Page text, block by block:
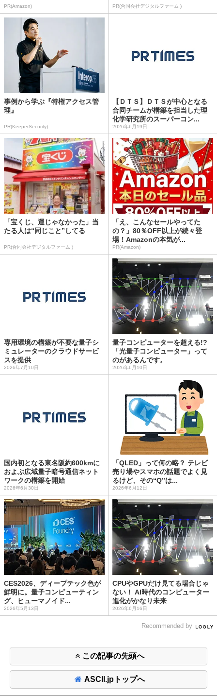
PR(Amazon) PR(合同会社デジタルファーム )
事例から学ぶ『特権アクセス管
理』
PR(KeeperSecurity)
【ＤＴＳ】ＤＴＳが中心となる
合同チームが構築を担当した理
化学研究所のスーパーコン...
2026年6月19日
「宝くじ、運じゃなかった」当
たる人は“同じこと”してる
PR(合同会社デジタルファーム )
「え、こんなセールやってた
の？」80％OFF以上が続々登
場！Amazonの本気が...
PR(Amazon)
専用環境の構築が不要な量子シ
ミュレーターのクラウドサービ
スを提供
2026年7月10日
量子コンピューターを超える!?
「光量子コンピューター」って
のがあるんです。
2026年6月10日
国内初となる東名阪約600kmに
およぶ広域量子暗号通信ネット
ワークの構築を開始
2026年6月30日
「QLED」って何の略？ テレビ
売り場やスマホの話題でよく見
るけど、その“Q”は...
2026年6月12日
CES2026、ディープテック色が
鮮明に。量子コンピューティン
グ、ヒューマノイド...
2026年5月13日
CPUやGPUだけ見てる場合じゃ
ない！ AI時代のコンピューター
進化がかなり未来
2026年6月16日
Recommended by
この記事の先頭へ
ASCII.jpトップへ